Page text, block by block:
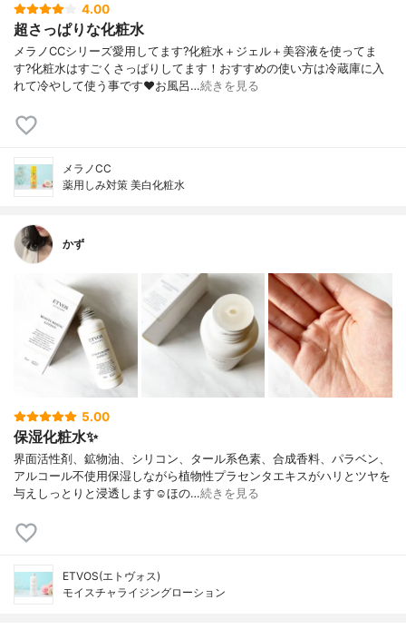
4.00
超さっぱりな化粧水
メラノCCシリーズ愛用してます?化粧水＋ジェル＋美容液を使ってま
す?化粧水はすごくさっぱりしてます！おすすめの使い方は冷蔵庫に入
れて冷やして使う事です❤️お風呂…続きを見る
メラノCC
薬用しみ対策 美白化粧水
かず
5.00
保湿化粧水✨
界面活性剤、鉱物油、シリコン、タール系色素、合成香料、パラベン、
アルコール不使用保湿しながら植物性プラセンタエキスがハリとツヤを
与えしっとりと浸透します☺︎ほの…続きを見る
ETVOS(エトヴォス)
モイスチャライジングローション